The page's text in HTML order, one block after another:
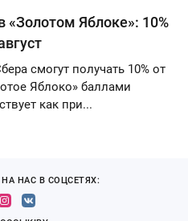
«Золотом Яблоке»: 10%
смогут получать 10% от
Яблоко» баллами
как при...
НАС В СОЦСЕТЯХ: